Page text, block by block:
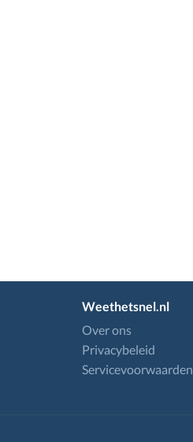
Weethetsnel.nl
Over ons
Privacybeleid
Servicevoorwaarden